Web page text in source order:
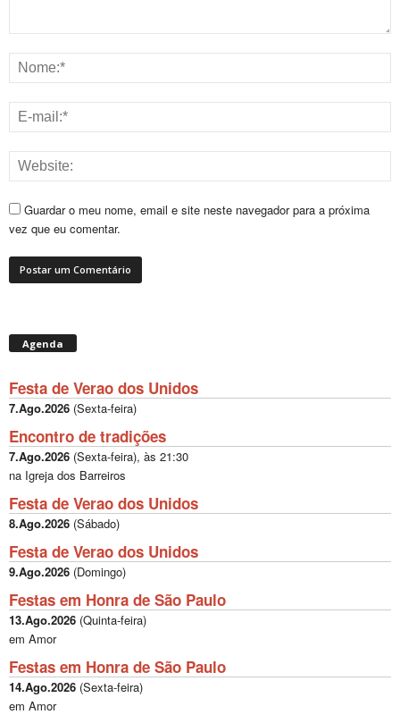
Guardar o meu nome, email e site neste navegador para a próxima
vez que eu comentar.
Agenda
Festa de Verao dos Unidos
7.Ago.2026 (Sexta-feira)
Encontro de tradições
7.Ago.2026 (Sexta-feira), às 21:30
na Igreja dos Barreiros
Festa de Verao dos Unidos
8.Ago.2026 (Sábado)
Festa de Verao dos Unidos
9.Ago.2026 (Domingo)
Festas em Honra de São Paulo
13.Ago.2026 (Quinta-feira)
em Amor
Festas em Honra de São Paulo
14.Ago.2026 (Sexta-feira)
em Amor